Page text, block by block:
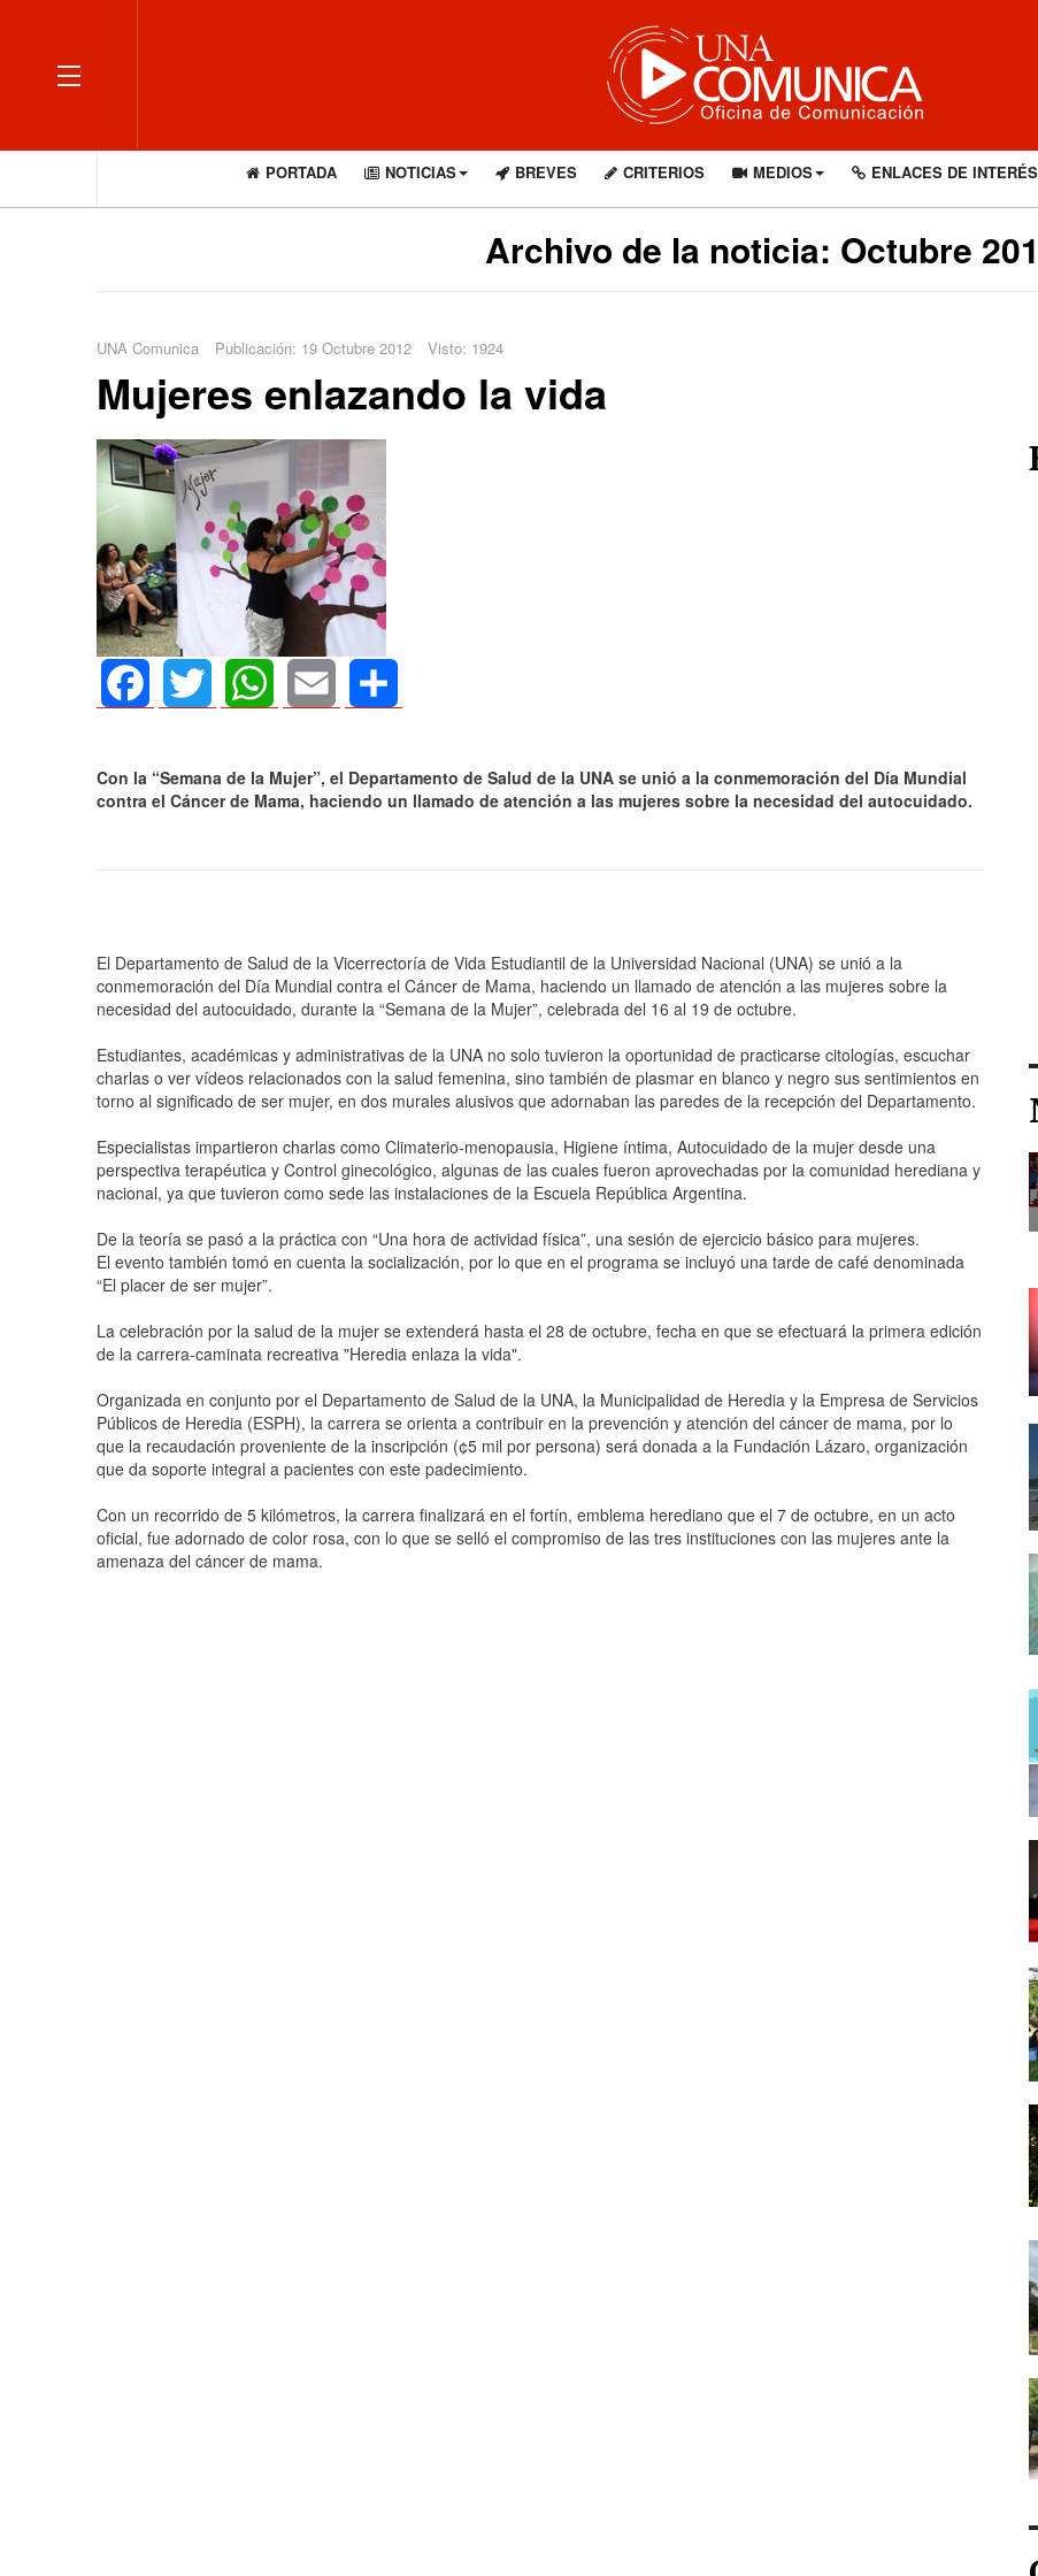
OFF CANVAS
PORTADA NOTICIAS BREVES CRITERIOS MEDIOS ENLACES DE INTERÉS
Archivo de la noticia: Octubre
UNA Comunica Publicación: 19 Octubre 2012 Visto: 1924
Mujeres enlazando la vida
Con la “Semana de la Mujer”, el Departamento de Salud de la UNA se unió a la conmemoración del Día Mundial
contra el Cáncer de Mama, haciendo un llamado de atención a las mujeres sobre la necesidad del autocuidado.
El Departamento de Salud de la Vicerrectoría de Vida Estudiantil de la Universidad Nacional (UNA) se unió a la
conmemoración del Día Mundial contra el Cáncer de Mama, haciendo un llamado de atención a las mujeres sobre la
necesidad del autocuidado, durante la “Semana de la Mujer”, celebrada del 16 al 19 de octubre.
Estudiantes, académicas y administrativas de la UNA no solo tuvieron la oportunidad de practicarse citologías, escuchar
charlas o ver vídeos relacionados con la salud femenina, sino también de plasmar en blanco y negro sus sentimientos en
torno al significado de ser mujer, en dos murales alusivos que adornaban las paredes de la recepción del Departamento.
Especialistas impartieron charlas como Climaterio-menopausia, Higiene íntima, Autocuidado de la mujer desde una
perspectiva terapéutica y Control ginecológico, algunas de las cuales fueron aprovechadas por la comunidad herediana y
nacional, ya que tuvieron como sede las instalaciones de la Escuela República Argentina.
De la teoría se pasó a la práctica con “Una hora de actividad física”, una sesión de ejercicio básico para mujeres.
El evento también tomó en cuenta la socialización, por lo que en el programa se incluyó una tarde de café denominada
“El placer de ser mujer”.
La celebración por la salud de la mujer se extenderá hasta el 28 de octubre, fecha en que se efectuará la primera edición
de la carrera-caminata recreativa "Heredia enlaza la vida".
Organizada en conjunto por el Departamento de Salud de la UNA, la Municipalidad de Heredia y la Empresa de Servicios
Públicos de Heredia (ESPH), la carrera se orienta a contribuir en la prevención y atención del cáncer de mama, por lo
que la recaudación proveniente de la inscripción (¢5 mil por persona) será donada a la Fundación Lázaro, organización
que da soporte integral a pacientes con este padecimiento.
Con un recorrido de 5 kilómetros, la carrera finalizará en el fortín, emblema herediano que el 7 de octubre, en un acto
oficial, fue adornado de color rosa, con lo que se selló el compromiso de las tres instituciones con las mujeres ante la
amenaza del cáncer de mama.
defender la democracia